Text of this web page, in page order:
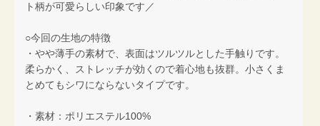
ト柄が可愛らしい印象です／
○今回の生地の特徴
・やや薄手の素材で、表面はツルツルとした手触りです。
柔らかく、ストレッチが効くので着心地も抜群。小さくま
とめてもシワにならないタイプです。
・素材：ポリエステル100%